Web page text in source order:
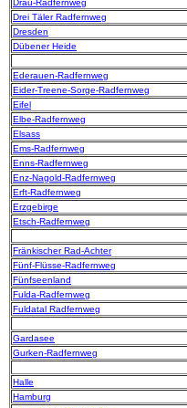
Drau-Radfernweg
Drei Täler Radfernweg
Dresden
Dübener Heide
Ederauen-Radfernweg
Eider-Treene-Sorge-Radfernweg
Eifel
Elbe-Radfernweg
Elsass
Ems-Radfernweg
Enns-Radfernweg
Enz-Nagold-Radfernweg
Erft-Radfernweg
Erzgebirge
Etsch-Radfernweg
Fränkischer Rad-Achter
Fünf-Flüsse-Radfernweg
Fünfseenland
Fulda-Radfernweg
Fuldatal Radfernweg
Gardasee
Gurken-Radfernweg
Halle
Hamburg